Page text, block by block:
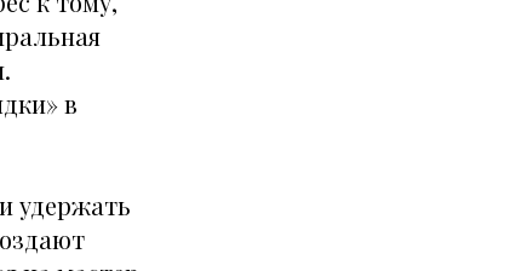
в
удержать